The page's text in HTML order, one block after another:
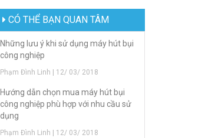
CÓ THỂ BẠN QUAN TÂM
Những lưu ý khi sử dụng máy hút bụi
công nghiệp
Phạm Đình Linh | 12/ 03/ 2018
Hướng dẫn chọn mua máy hút bụi
công nghiệp phù hợp với nhu cầu sử
dụng
Phạm Đình Linh | 12/ 03/ 2018